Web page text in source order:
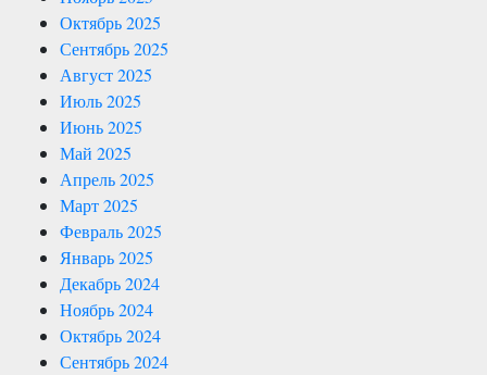
Октябрь 2025
Сентябрь 2025
Август 2025
Июль 2025
Июнь 2025
Май 2025
Апрель 2025
Март 2025
Февраль 2025
Январь 2025
Декабрь 2024
Ноябрь 2024
Октябрь 2024
Сентябрь 2024